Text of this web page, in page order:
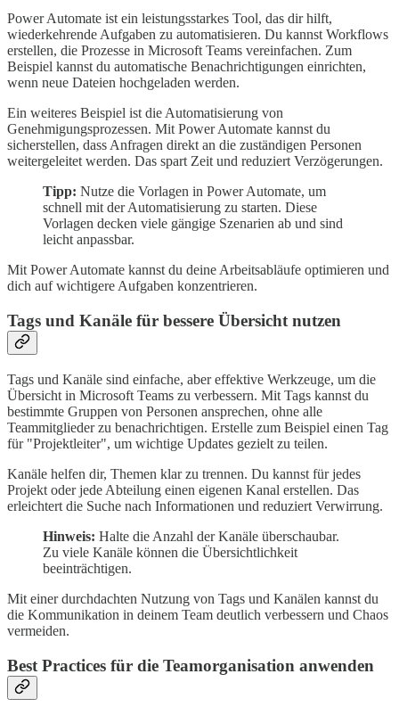
Power Automate ist ein leistungsstarkes Tool, das dir hilft,
wiederkehrende Aufgaben zu automatisieren. Du kannst Workflows
erstellen, die Prozesse in Microsoft Teams vereinfachen. Zum
Beispiel kannst du automatische Benachrichtigungen einrichten,
wenn neue Dateien hochgeladen werden.
Ein weiteres Beispiel ist die Automatisierung von
Genehmigungsprozessen. Mit Power Automate kannst du
sicherstellen, dass Anfragen direkt an die zuständigen Personen
weitergeleitet werden. Das spart Zeit und reduziert Verzögerungen.
Tipp: Nutze die Vorlagen in Power Automate, um
schnell mit der Automatisierung zu starten. Diese
Vorlagen decken viele gängige Szenarien ab und sind
leicht anpassbar.
Mit Power Automate kannst du deine Arbeitsabläufe optimieren und
dich auf wichtigere Aufgaben konzentrieren.
Tags und Kanäle für bessere Übersicht nutzen
Tags und Kanäle sind einfache, aber effektive Werkzeuge, um die
Übersicht in Microsoft Teams zu verbessern. Mit Tags kannst du
bestimmte Gruppen von Personen ansprechen, ohne alle
Teammitglieder zu benachrichtigen. Erstelle zum Beispiel einen Tag
für "Projektleiter", um wichtige Updates gezielt zu teilen.
Kanäle helfen dir, Themen klar zu trennen. Du kannst für jedes
Projekt oder jede Abteilung einen eigenen Kanal erstellen. Das
erleichtert die Suche nach Informationen und reduziert Verwirrung.
Hinweis: Halte die Anzahl der Kanäle überschaubar.
Zu viele Kanäle können die Übersichtlichkeit
beeinträchtigen.
Mit einer durchdachten Nutzung von Tags und Kanälen kannst du
die Kommunikation in deinem Team deutlich verbessern und Chaos
vermeiden.
Best Practices für die Teamorganisation anwenden